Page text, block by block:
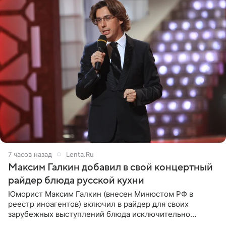
7 часов назад Lenta.Ru
Максим Галкин добавил в свой концертный
райдер блюда русской кухни
Юморист Максим Галкин (внесен Минюстом РФ в
реестр иноагентов) включил в райдер для своих
зарубежных выступлений блюда исключительно